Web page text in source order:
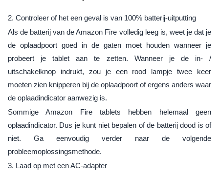
2. Controleer of het een geval is van 100% batterij-uitputting
Als de batterij van de Amazon Fire volledig leeg is, weet je dat je
de oplaadpoort goed in de gaten moet houden wanneer je
probeert je tablet aan te zetten. Wanneer je de in- /
uitschakelknop indrukt, zou je een rood lampje twee keer
moeten zien knipperen bij de oplaadpoort of ergens anders waar
de oplaadindicator aanwezig is.
Sommige Amazon Fire tablets hebben helemaal geen
oplaadindicator. Dus je kunt niet bepalen of de batterij dood is of
niet. Ga eenvoudig verder naar de volgende
probleemoplossingsmethode.
3. Laad op met een AC-adapter